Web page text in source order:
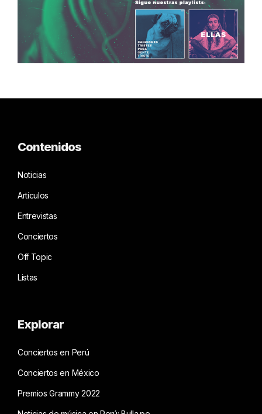
Contenidos
Noticias
Artículos
Entrevistas
Conciertos
Off Topic
Listas
Explorar
Conciertos en Perú
Conciertos en México
Premios Grammy 2022